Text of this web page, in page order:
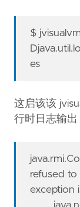
$
es
这启该该
行时日志输
refused to
exception